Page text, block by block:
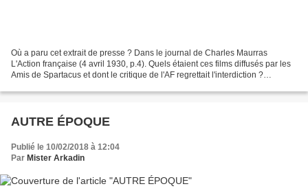
Où a paru cet extrait de presse ? Dans le journal de Charles Maurras
L'Action française (4 avril 1930, p.4). Quels étaient ces films diffusés par les
Amis de Spartacus et dont le critique de l'AF regrettait l'interdiction ?
AUTRE ÉPOQUE
Publié le 10/02/2018 à 12:04
Par Mister Arkadin